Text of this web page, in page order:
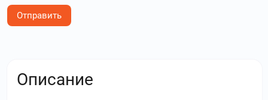
Отправить
Описание